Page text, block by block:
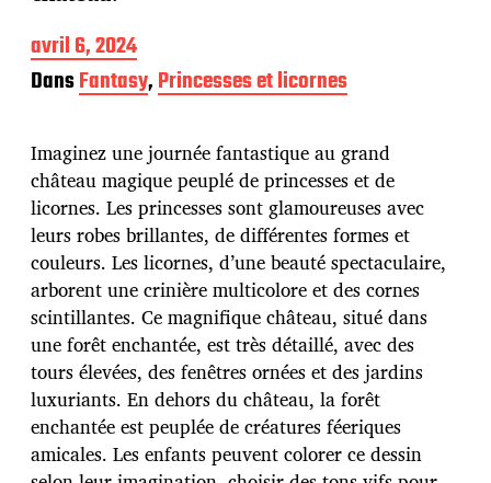
D
a
t
e
p
u
b
l
i
c
a
t
i
o
n
avril 6, 2024
DansFantasy,Princesses et licornes
Imaginez une journée fantastique au grand
château magique peuplé de princesses et de
licornes. Les princesses sont glamoureuses avec
leurs robes brillantes, de différentes formes et
couleurs. Les licornes, d’une beauté spectaculaire,
arborent une crinière multicolore et des cornes
scintillantes. Ce magnifique château, situé dans
une forêt enchantée, est très détaillé, avec des
tours élevées, des fenêtres ornées et des jardins
luxuriants. En dehors du château, la forêt
enchantée est peuplée de créatures féeriques
amicales. Les enfants peuvent colorer ce dessin